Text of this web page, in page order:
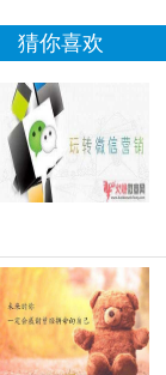
猜你喜欢